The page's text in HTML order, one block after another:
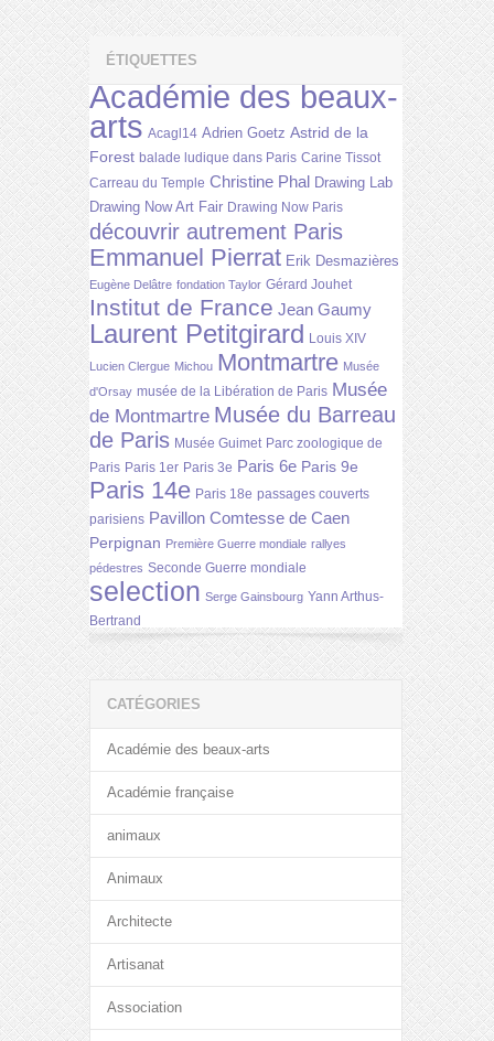
ÉTIQUETTES
Académie des beaux-
arts Acagl14 Adrien Goetz Astrid de la
Forest balade ludique dans Paris Carine Tissot
Carreau du Temple Christine Phal Drawing Lab
Drawing Now Art Fair Drawing Now Paris
découvrir autrement Paris
Emmanuel Pierrat Erik Desmazières
Eugène Delâtre fondation Taylor Gérard Jouhet
Institut de France Jean Gaumy
Laurent Petitgirard Louis XIV
Lucien Clergue Michou Montmartre Musée
d'Orsay musée de la Libération de Paris Musée
de Montmartre Musée du Barreau
de Paris Musée Guimet Parc zoologique de
Paris Paris 1er Paris 3e Paris 6e Paris 9e
Paris 14e Paris 18e passages couverts
parisiens Pavillon Comtesse de Caen
Perpignan Première Guerre mondiale rallyes
pédestres Seconde Guerre mondiale
selection Serge Gainsbourg Yann Arthus-
Bertrand
CATÉGORIES
Académie des beaux-arts
Académie française
animaux
Animaux
Architecte
Artisanat
Association